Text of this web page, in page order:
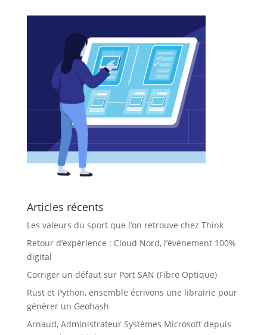
Articles récents
Les valeurs du sport que l’on retrouve chez Think
Retour d’expérience : Cloud Nord, l’événement 100%
digital
Corriger un défaut sur Port SAN (Fibre Optique)
Rust et Python, ensemble écrivons une librairie pour
générer un Geohash
Arnaud, Administrateur Systèmes Microsoft depuis